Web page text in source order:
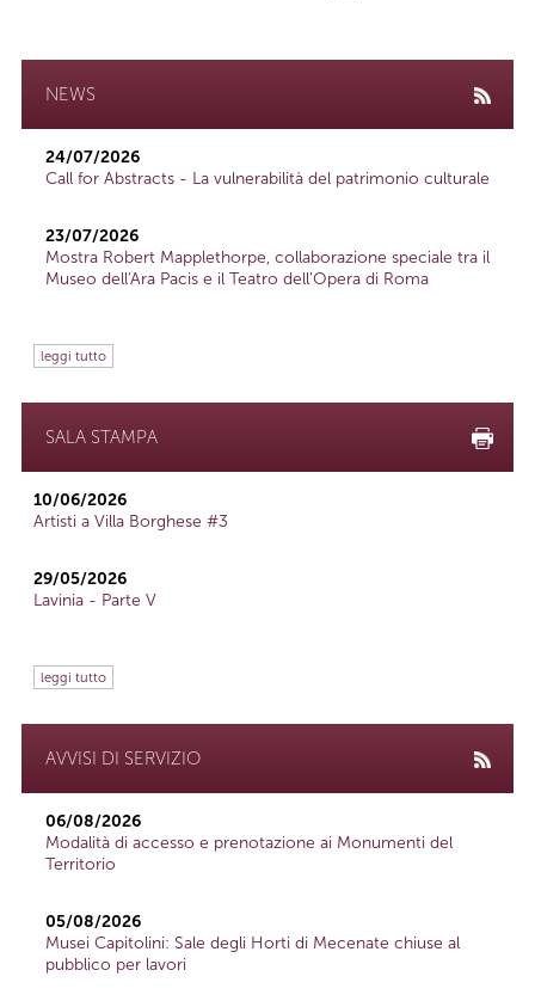
NEWS
24/07/2026
Call for Abstracts - La vulnerabilità del patrimonio culturale
23/07/2026
Mostra Robert Mapplethorpe, collaborazione speciale tra il
Museo dell'Ara Pacis e il Teatro dell'Opera di Roma
leggi tutto
SALA STAMPA
10/06/2026
Artisti a Villa Borghese #3
29/05/2026
Lavinia - Parte V
leggi tutto
AVVISI DI SERVIZIO
06/08/2026
Modalità di accesso e prenotazione ai Monumenti del
Territorio
05/08/2026
Musei Capitolini: Sale degli Horti di Mecenate chiuse al
pubblico per lavori